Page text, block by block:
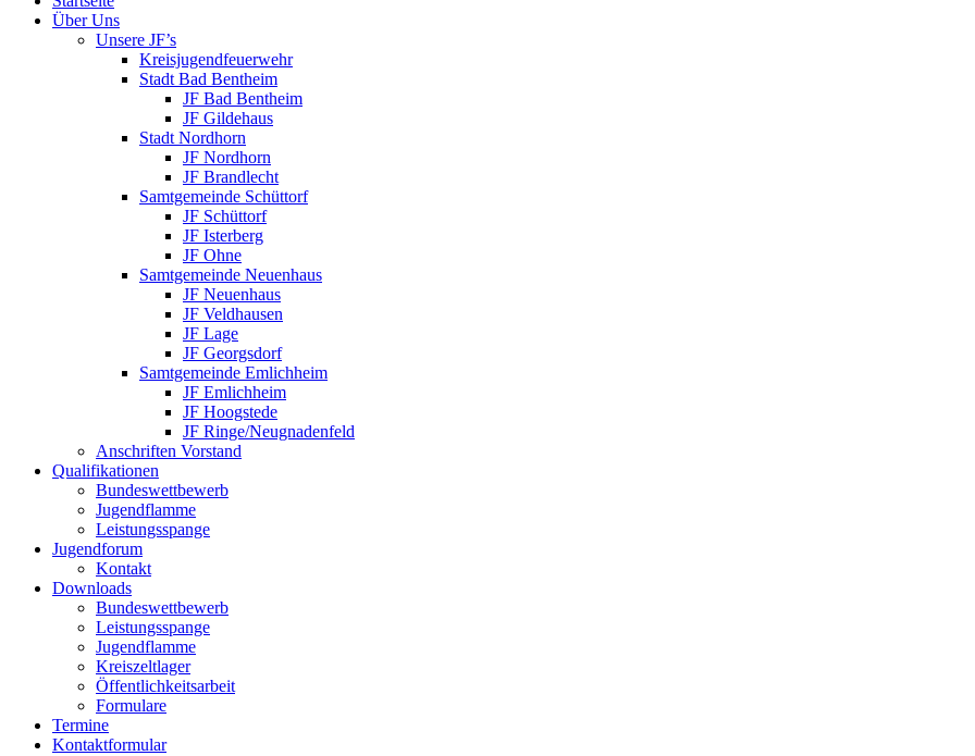
Inhalt
Über Uns
Unsere JF’s
Kreisjugendfeuerwehr
Stadt Bad Bentheim
JF Bad Bentheim
JF Gildehaus
Stadt Nordhorn
JF Nordhorn
JF Brandlecht
Samtgemeinde Schüttorf
JF Schüttorf
JF Isterberg
JF Ohne
Samtgemeinde Neuenhaus
JF Neuenhaus
JF Veldhausen
JF Lage
JF Georgsdorf
Samtgemeinde Emlichheim
JF Emlichheim
JF Hoogstede
JF Ringe/Neugnadenfeld
Anschriften Vorstand
Qualifikationen
Bundeswettbewerb
Jugendflamme
Leistungsspange
Jugendforum
Kontakt
Downloads
Bundeswettbewerb
Leistungsspange
Jugendflamme
Kreiszeltlager
Öffentlichkeitsarbeit
Formulare
Termine
Kontaktformular